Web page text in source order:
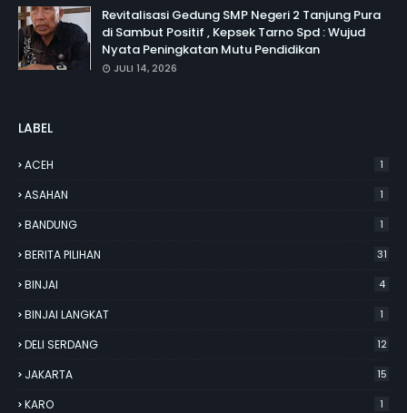
Revitalisasi Gedung SMP Negeri 2 Tanjung Pura
di Sambut Positif , Kepsek Tarno Spd : Wujud
Nyata Peningkatan Mutu Pendidikan
JULI 14, 2026
LABEL
ACEH 1
ASAHAN 1
BANDUNG 1
BERITA PILIHAN 31
BINJAI 4
BINJAI LANGKAT 1
DELI SERDANG 12
JAKARTA 15
KARO 1